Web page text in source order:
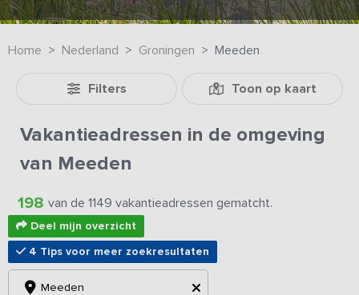
Home Nederland Groningen Meeden
Filters Toon op kaart
Vakantieadressen in de omgeving
van Meeden
198 van de 1149 vakantieadressen gematcht.
Deel mijn overzicht
4 Tips voor meer zoekresultaten
Meeden